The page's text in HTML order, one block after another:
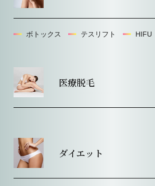
ボトックス テスリフト HIFU
医療脱毛
ダイエット